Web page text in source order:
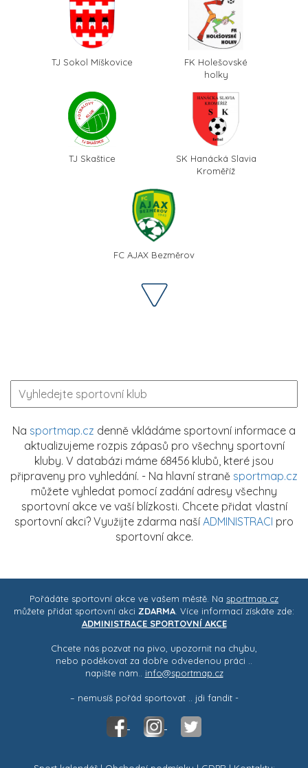
TJ Sokol Míškovice
FK Holešovské
holky
TJ Skaštice
SK Hanácká Slavia
Kroměříž
FC AJAX Bezměrov
Na sportmap.cz denně vkládáme sportovní informace a
aktualizujeme rozpis zápasů pro všechny sportovní
kluby. V databázi máme 68456 klubů, které jsou
připraveny pro vyhledání. - Na hlavní straně sportmap.cz
můžete vyhledat pomocí zadání adresy všechny
sportovní akce ve vaší blízkosti. Chcete přidat vlastní
sportovní akci? Využijte zdarma naší ADMINISTRACI pro
sportovní akce.
Pořádáte sportovní akce ve vašem městě. Na sportmap.cz
můžete přidat sportovní akci ZDARMA . Více informací získáte zde:
ADMINISTRACE SPORTOVNÍ AKCE
Chcete nás pozvat na pivo, upozornit na chybu,
nebo poděkovat za dobře odvedenou práci ..
napište nám.. info@sportmap.cz
– nemusíš pořád sportovat .. jdi fandit -